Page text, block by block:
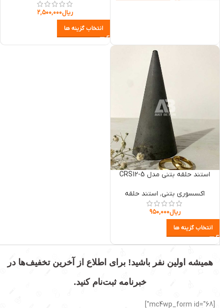
ریال۲,۵۰۰,۰۰۰
انتخاب گزینه ها
استند حلقه بتنی مدل CRS12-5
اکسسوری بتنی, استند حلقه
ریال۹۵۰,۰۰۰
انتخاب گزینه ها
همیشه اولین نفر باشید! برای اطلاع از آخرین تخفیف‌ها در
خبرنامه ثبت‌نام کنید.
[mc4wp_form id="68"]